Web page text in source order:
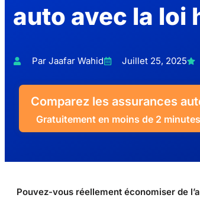
auto avec la loi
Par Jaafar Wahid Juillet 25, 2025
Comparez les assurances
Gratuitement en moins de 2 minutes
Pouvez-vous réellement économiser de